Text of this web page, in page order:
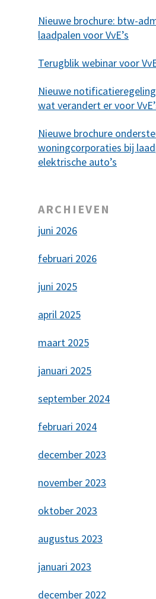
Nieuwe brochure: btw-
laadpalen voor VvE’s
Terugblik webinar voor
Nieuwe
wat verandert er voor
Nieuwe brochure
woningcorporaties bij
elektrische auto’s
ARCHIEVEN
juni 2026
februari 2026
juni 2025
april 2025
maart 2025
januari 2025
september 2024
februari 2024
december 2023
november 2023
oktober 2023
augustus 2023
januari 2023
december 2022